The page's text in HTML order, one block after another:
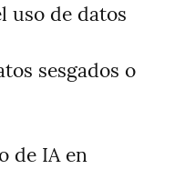
uso de datos
sesgados o
de IA en